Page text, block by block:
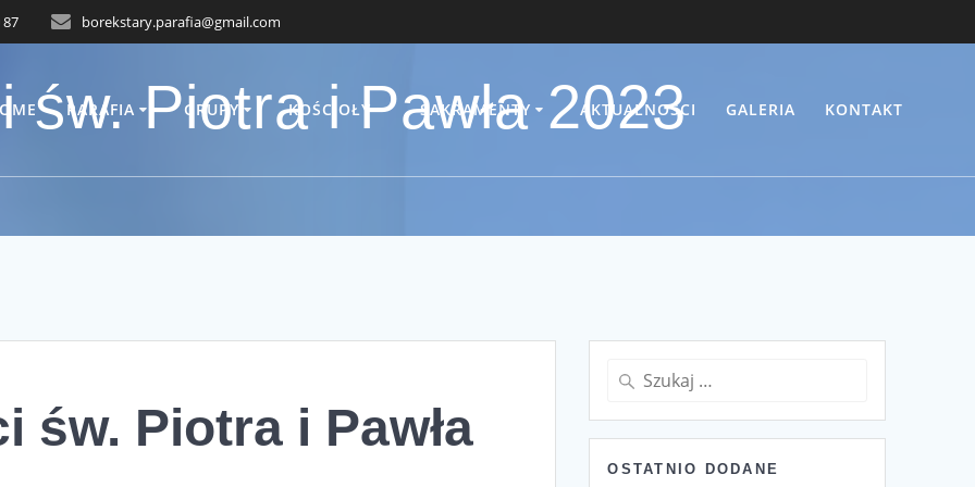
87 borekstary.parafia@gmail.com
PARAFIA GRUPY KOŚCIOŁY SAKRAMENTY AKTUALNOŚCI GALERIA KONTAKT
św. Piotra i Pawła 2023
św. Piotra i Pawła
Szukaj:
OSTATNIO DODANE